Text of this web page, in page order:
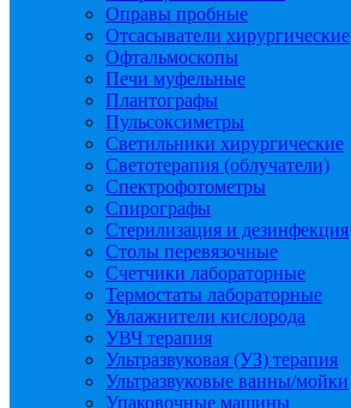
Оправы пробные
Отсасыватели хирургические
Офтальмоскопы
Печи муфельные
Плантографы
Пульсоксиметры
Светильники хирургические
Светотерапия (облучатели)
Спектрофотометры
Спирографы
Стерилизация и дезинфекция
Столы перевязочные
Счетчики лабораторные
Термостаты лабораторные
Увлажнители кислорода
УВЧ терапия
Ультразвуковая (УЗ) терапия
Ультразвуковые ванны/мойки
Упаковочные машины